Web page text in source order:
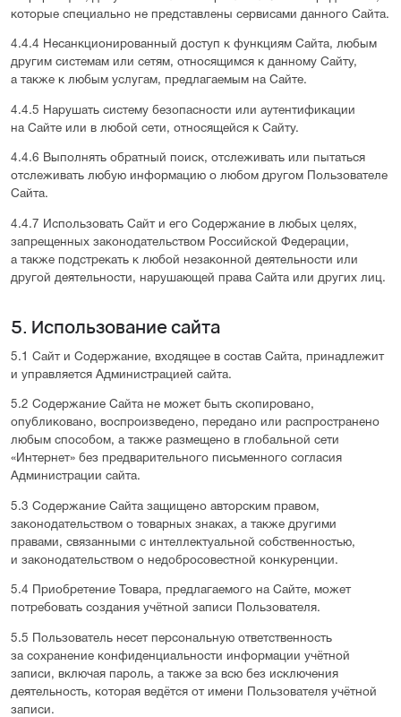
которые специально не представлены сервисами данного Сайта.
4.4.4 Несанкционированный доступ к функциям Сайта, любым
другим системам или сетям, относящимся к данному Сайту,
а также к любым услугам, предлагаемым на Сайте.
4.4.5 Нарушать систему безопасности или аутентификации
на Сайте или в любой сети, относящейся к Сайту.
4.4.6 Выполнять обратный поиск, отслеживать или пытаться
отслеживать любую информацию о любом другом Пользователе
Сайта.
4.4.7 Использовать Сайт и его Содержание в любых целях,
запрещенных законодательством Российской Федерации,
а также подстрекать к любой незаконной деятельности или
другой деятельности, нарушающей права Сайта или других лиц.
5. Использование сайта
5.1 Сайт и Содержание, входящее в состав Сайта, принадлежит
и управляется Администрацией сайта.
5.2 Содержание Сайта не может быть скопировано,
опубликовано, воспроизведено, передано или распространено
любым способом, а также размещено в глобальной сети
«Интернет» без предварительного письменного согласия
Администрации сайта.
5.3 Содержание Сайта защищено авторским правом,
законодательством о товарных знаках, а также другими
правами, связанными с интеллектуальной собственностью,
и законодательством о недобросовестной конкуренции.
5.4 Приобретение Товара, предлагаемого на Сайте, может
потребовать создания учётной записи Пользователя.
5.5 Пользователь несет персональную ответственность
за сохранение конфиденциальности информации учётной
записи, включая пароль, а также за всю без исключения
деятельность, которая ведётся от имени Пользователя учётной
записи.